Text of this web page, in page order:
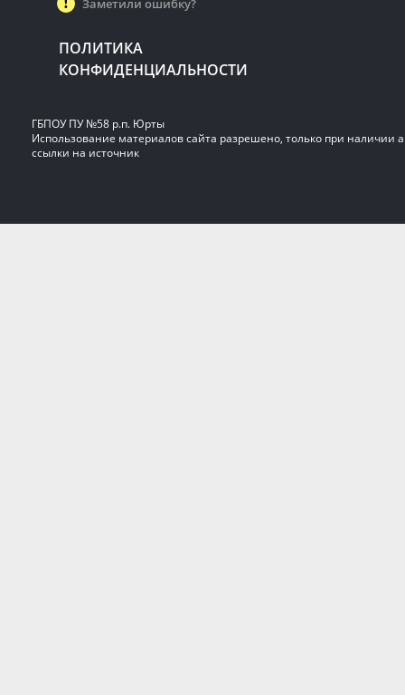
Заметили ошибку?
ПОЛИТИКА
КОНФИДЕНЦИАЛЬНОСТИ
ГБПОУ ПУ №58 р.п. Юрты
Использование материалов сайта разрешено, только при наличии
ссылки на источник